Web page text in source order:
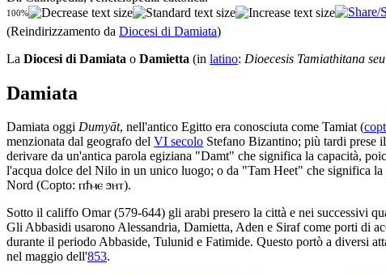
100%
(Reindirizzamento da Diocesi di Damiata)
La Diocesi di Damiata o Damietta (in latino: Dioecesis Tamiathitana
Damiata
Damiata oggi Dumyāt, nell'antico Egitto era conosciuta come Tamiat (
menzionata dal geografo del VI secolo Stefano Bizantino; più tardi prese
derivare da un'antica parola egiziana "Damt" che significa la capacità,
l'acqua dolce del Nilo in un unico luogo; o da "Tam Heet" che significa
Nord (Copto: ⲡϯⲙⲉ ϧⲏⲧ).
Sotto il califfo Omar (579-644) gli arabi presero la città e nei successivi
Gli Abbasidi usarono Alessandria, Damietta, Aden e Siraf come porti di
durante il periodo Abbaside, Tulunid e Fatimide. Questo portò a diversi
nel maggio dell'853.